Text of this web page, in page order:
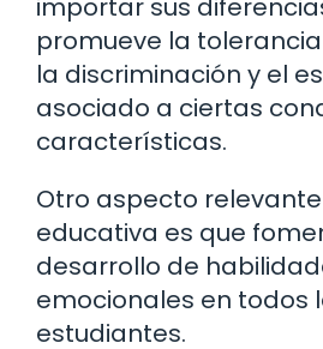
importar sus
promueve la
la discriminación y el
asociado a ciertas
características.
Otro aspecto
educativa es que
desarrollo de
emocionales en todos
estudiantes.